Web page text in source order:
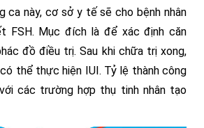
ca này, cơ sở y tế sẽ cho bệnh nhân
FSH. Mục đích là để xác định căn
đồ điều trị. Sau khi chữa trị xong,
thể thực hiện IUI. Tỷ lệ thành công
các trường hợp thụ tinh nhân tạo